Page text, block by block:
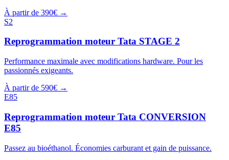
À partir de 390€ →
S2
Reprogrammation moteur Tata STAGE 2
Performance maximale avec modifications hardware. Pour les
passionnés exigeants.
À partir de 590€ →
E85
Reprogrammation moteur Tata CONVERSION
E85
Passez au bioéthanol. Économies carburant et gain de puissance.